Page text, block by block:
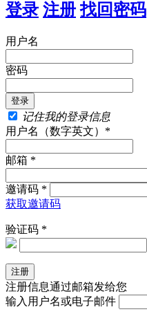
登录 注册 找回密码
用户名
密码
记住我的登录信息
用户名（数字英文）*
邮箱 *
邀请码 *
获取邀请码
验证码 *
注册信息通过邮箱发给您
输入用户名或电子邮件